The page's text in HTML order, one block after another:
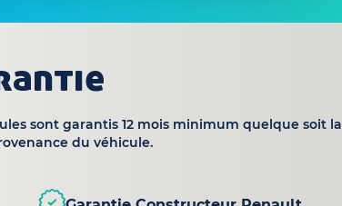
sont garantis 12 mois minimum quelque soit la
du véhicule.